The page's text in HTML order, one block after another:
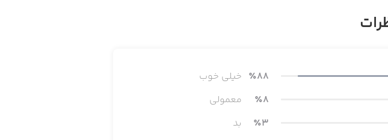
Welcoming a new baby into the world can be a little scary
babies to Toca Life! Family
٪88
خیلی خوب
٪8
معمولی
٪3 بد